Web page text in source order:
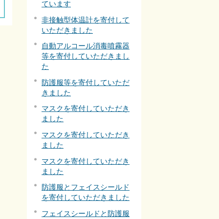
ています
非接触型体温計を寄付して
いただきました
自動アルコール消毒噴霧器
等を寄付していただきまし
た
防護服等を寄付していただ
きました
マスクを寄付していただき
ました
マスクを寄付していただき
ました
マスクを寄付していただき
ました
防護服とフェイスシールド
を寄付していただきました
フェイスシールドと防護服